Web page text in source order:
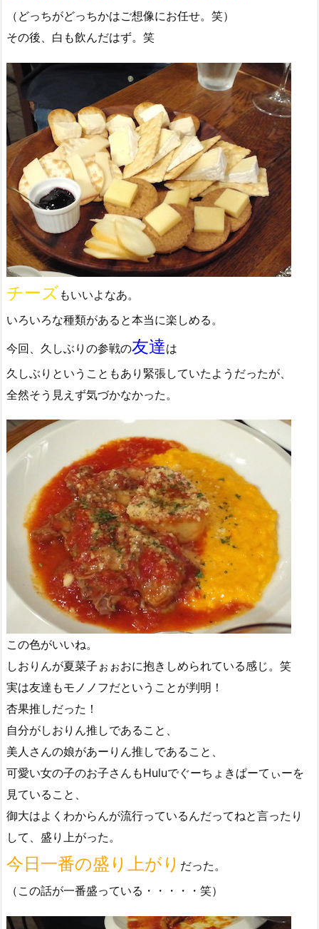
（どっちがどっちかはご想像にお任せ。笑）
その後、白も飲んだはず。笑
チーズ もいいよなあ。
いろいろな種類があると本当に楽しめる。
今回、久しぶりの参戦の友達は
久しぶりということもあり緊張していたようだったが、
全然そう見えず気づかなかった。
この色がいいね。
しおりんが夏菜子ぉぉおに抱きしめられている感じ。笑
実は友達もモノノフだということが判明！
杏果推しだった！
自分がしおりん推しであること、
美人さんの娘があーりん推しであること、
可愛い女の子のお子さんもHuluでぐーちょきぱーてぃーを
見ていること、
御大はよくわからんが流行っているんだってねと言ったり
して、盛り上がった。
今日一番の盛り上がり だった。
（この話が一番盛っている・・・・・笑）